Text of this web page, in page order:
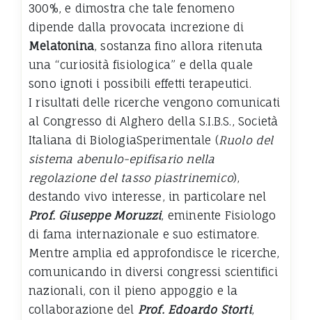
300%, e dimostra che tale fenomeno
dipende dalla provocata increzione di
Melatonina, sostanza fino allora ritenuta
una “curiosità fisiologica” e della quale
sono ignoti i possibili effetti terapeutici.
I risultati delle ricerche vengono comunicati
al Congresso di Alghero della S.I.B.S., Società
Italiana di BiologiaSperimentale (Ruolo del
sistema abenulo-epifisario nella
regolazione del tasso piastrinemico),
destando vivo interesse, in particolare nel
Prof. Giuseppe Moruzzi, eminente Fisiologo
di fama internazionale e suo estimatore.
Mentre amplia ed approfondisce le ricerche,
comunicando in diversi congressi scientifici
nazionali, con il pieno appoggio e la
collaborazione del Prof. Edoardo Storti,